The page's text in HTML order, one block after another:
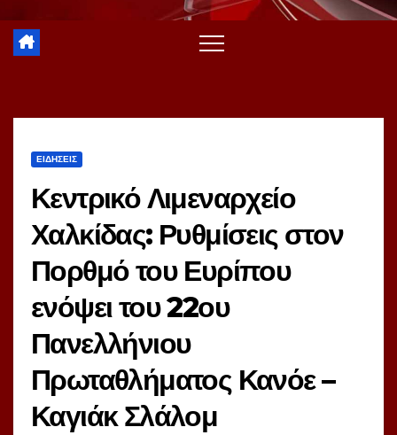
ΕΙΔΗΣΕΙΣ
Κεντρικό Λιμεναρχείο
Χαλκίδας: Ρυθμίσεις στον
Πορθμό του Ευρίπου
ενόψει του 22ου
Πανελλήνιου
Πρωταθλήματος Κανόε –
Καγιάκ Σλάλομ